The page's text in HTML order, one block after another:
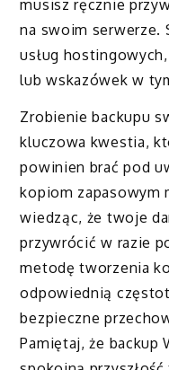
musisz ręcznie
na swoim serwerze.
usług
lub wskazówek w
Zrobienie backupu
kluczowa kwestia,
powinien brać pod
kopiom zapasowym
wiedząc, że twoje
przywrócić w razie
metodę tworzenia
odpowiednią
bezpieczne
Pamiętaj, że backup